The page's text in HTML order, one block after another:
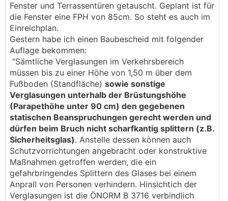
Fenster und Terrassentüren getauscht. Geplant ist für
die Fenster eine FPH von 85cm. So steht es auch im
Einreichplan.
Gestern habe ich einen Baubescheid mit folgender
Auflage bekommen:
"Sämtliche Verglasungen im Verkehrsbereich
müssen bis zu einer Höhe von 1,50 m über dem
Fußboden (Standfläche) sowie sonstige
Verglasungen unterhalb der Brüstungshöhe
(Parapethöhe unter 90 cm) den gegebenen
statischen Beanspruchungen gerecht werden und
dürfen beim Bruch nicht scharfkantig splittern (z.B.
Sicherheitsglas). Anstelle dessen können auch
Schutzvorrichtungen angebracht oder konstruktive
Maßnahmen getroffen werden, die ein
gefahrbringendes Splittern des Glases bei einem
Anprall von Personen verhindern. Hinsichtich der
Verglasungen ist die ÖNORM B 3716 verbindlich